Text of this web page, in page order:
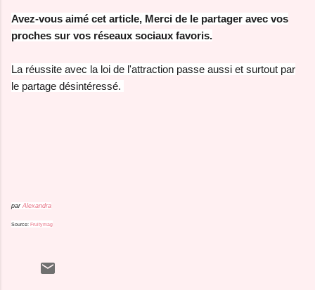
Avez-vous aimé cet article, Merci de le partager avec vos
proches sur vos réseaux sociaux favoris.
La réussite avec la loi de l'attraction passe aussi et surtout par
le partage désintéressé.
parAlexandra
Source: Fruitymag